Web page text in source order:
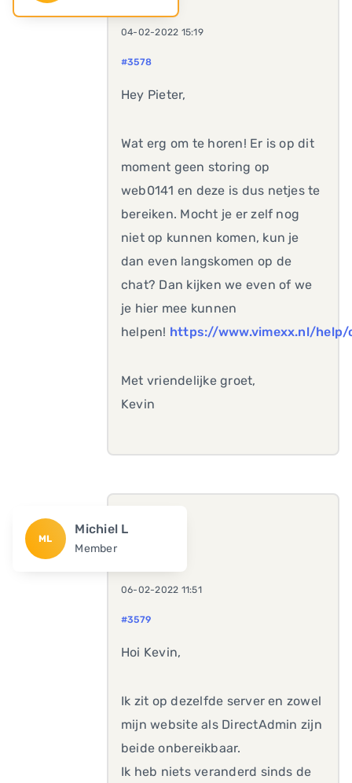
04-02-2022 15:19
#3578
Hey Pieter,
Wat erg om te horen! Er is op dit
moment geen storing op
web0141 en deze is dus netjes te
bereiken. Mocht je er zelf nog
niet op kunnen komen, kun je
dan even langskomen op de
chat? Dan kijken we even of we
je hier mee kunnen
helpen! https://www.vimexx.nl/
Met vriendelijke groet,
Kevin
ML
Michiel L
Member
06-02-2022 11:51
#3579
Hoi Kevin,
Ik zit op dezelfde server en zowel
mijn website als DirectAdmin zijn
beide onbereikbaar.
Ik heb niets veranderd sinds de